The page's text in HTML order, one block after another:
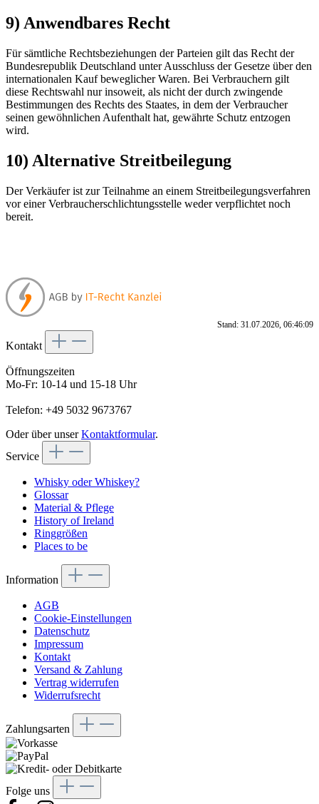
9) Anwendbares Recht
Für sämtliche Rechtsbeziehungen der Parteien gilt das Recht der
Bundesrepublik Deutschland unter Ausschluss der Gesetze über den
internationalen Kauf beweglicher Waren. Bei Verbrauchern gilt
diese Rechtswahl nur insoweit, als nicht der durch zwingende
Bestimmungen des Rechts des Staates, in dem der Verbraucher
seinen gewöhnlichen Aufenthalt hat, gewährte Schutz entzogen
wird.
10) Alternative Streitbeilegung
Der Verkäufer ist zur Teilnahme an einem Streitbeilegungsverfahren
vor einer Verbraucherschlichtungsstelle weder verpflichtet noch
bereit.
Stand: 31.07.2026, 06:46:09
Kontakt
Öffnungszeiten
Mo-Fr: 10-14 und 15-18 Uhr
Telefon: +49 5032 9673767
Oder über unserKontaktformular.
Service
Whisky oder Whiskey?
Glossar
Material & Pflege
History of Ireland
Ringgrößen
Places to be
Information
AGB
Cookie-Einstellungen
Datenschutz
Impressum
Kontakt
Versand & Zahlung
Vertrag widerrufen
Widerrufsrecht
Zahlungsarten
Folge uns